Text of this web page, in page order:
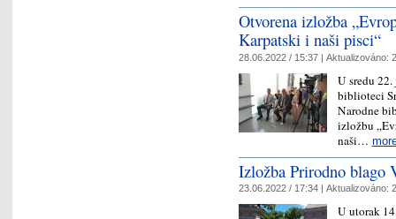
Otvorena izložba
Karpatski i naši pisci“
28.06.2022 / 15:37 | Aktualizováno:
U sredu
biblioteci
Narodne
izložbu
naši…
Izložba Prirodno blago
23.06.2022 / 17:34 | Aktualizováno:
U utorak